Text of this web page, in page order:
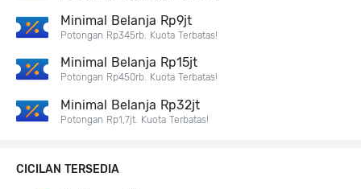
Minimal Belanja Rp9jt
Potongan Rp345rb. Kuota Terbatas!
Minimal Belanja Rp15jt
Potongan Rp450rb. Kuota Terbatas!
Minimal Belanja Rp32jt
Potongan Rp1,7jt. Kuota Terbatas!
CICILAN TERSEDIA